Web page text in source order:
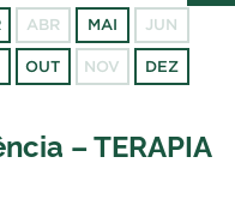
ABR MAI JUN
OUT NOV DEZ
– TERAPIA